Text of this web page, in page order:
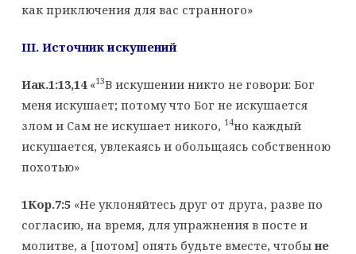
как приключения для вас странного»
III. Источник искушений
Иак.1:13,14«13В искушении никто не говори: Бог
меня искушает; потому что Бог не искушается
злом и Сам не искушает никого, 14но каждый
искушается, увлекаясь и обольщаясь собственною
похотью»
1Кор.7:5«Не уклоняйтесь друг от друга, разве по
согласию, на время, для упражнения в посте и
молитве, а [потом] опять будьте вместе, чтобыне